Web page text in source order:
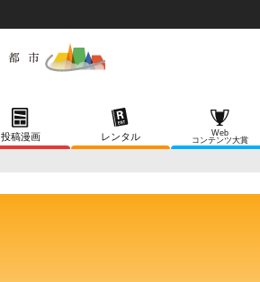
投稿漫画 レンタル
Web
コンテンツ大賞